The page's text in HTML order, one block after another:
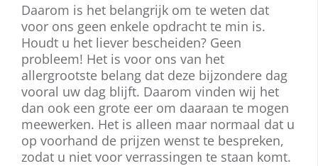
Daarom is het belangrijk om te weten dat
voor ons geen enkele opdracht te min is.
Houdt u het liever bescheiden? Geen
probleem! Het is voor ons van het
allergrootste belang dat deze bijzondere dag
vooral uw dag blijft. Daarom vinden wij het
dan ook een grote eer om daaraan te mogen
meewerken. Het is alleen maar normaal dat u
op voorhand de prijzen wenst te bespreken,
zodat u niet voor verrassingen te staan komt.